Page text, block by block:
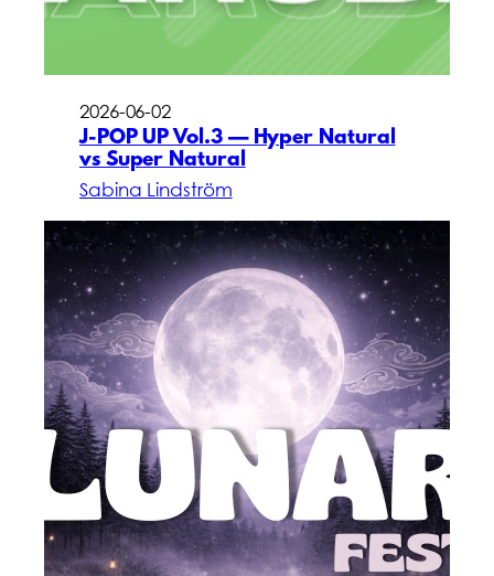
2026-06-02
J-POP UP Vol.3 — Hyper Natural
vs Super Natural
Sabina Lindström